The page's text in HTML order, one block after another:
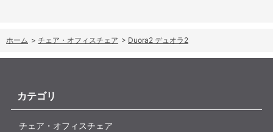
ホーム > チェア・オフィスチェア > Duora2 デュオラ2
カテゴリ
チェア・オフィスチェア